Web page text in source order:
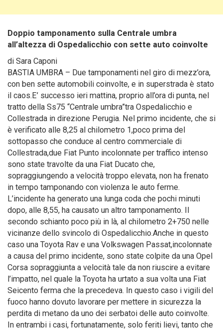
Doppio tamponamento sulla Centrale umbra
all’altezza di Ospedalicchio con sette auto coinvolte
di Sara Caponi
BASTIA UMBRA – Due tamponamenti nel giro di mezz’ora,
con ben sette automobili coinvolte, e in superstrada è stato
il caos.E’ successo ieri mattina, proprio all’ora di punta, nel
tratto della Ss75 “Centrale umbra”tra Ospedalicchio e
Collestrada in direzione Perugia. Nel primo incidente, che si
è verificato alle 8,25 al chilometro 1,poco prima del
sottopasso che conduce al centro commerciale di
Collestrada,due Fiat Punto incolonnate per traffico intenso
sono state travolte da una Fiat Ducato che,
sopraggiungendo a velocità troppo elevata, non ha frenato
in tempo tamponando con violenza le auto ferme.
L’incidente ha generato una lunga coda che pochi minuti
dopo, alle 8,55, ha causato un altro tamponamento. Il
secondo schianto poco più in là, al chilometro 2+750 nelle
vicinanze dello svincolo di Ospedalicchio.Anche in questo
caso una Toyota Rav e una Volkswagen Passat,incolonnate
a causa del primo incidente, sono state colpite da una Opel
Corsa sopraggiunta a velocità tale da non riuscire a evitare
l’impatto, nel quale la Toyota ha urtato a sua volta una Fiat
Seicento ferma che la precedeva. In questo caso i vigili del
fuoco hanno dovuto lavorare per mettere in sicurezza la
perdita di metano da uno dei serbatoi delle auto coinvolte.
In entrambi i casi, fortunatamente, solo feriti lievi, tanto che